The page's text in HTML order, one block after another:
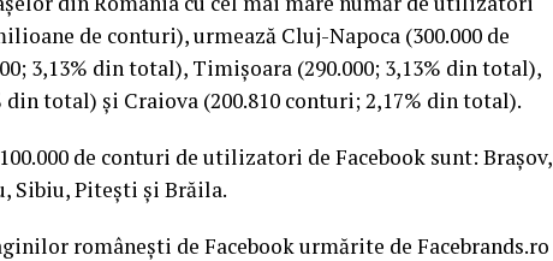
de conturi), urmează Cluj-Napoca (300.000 de
3,13% din total), Timișoara (290.000; 3,13% din total),
din total) și Craiova (200.810 conturi; 2,17% din total).
de conturi de utilizatori de Facebook sunt: Brașov,
Sibiu, Pitești și Brăila.
românești de Facebook urmărite de Facebrands.ro